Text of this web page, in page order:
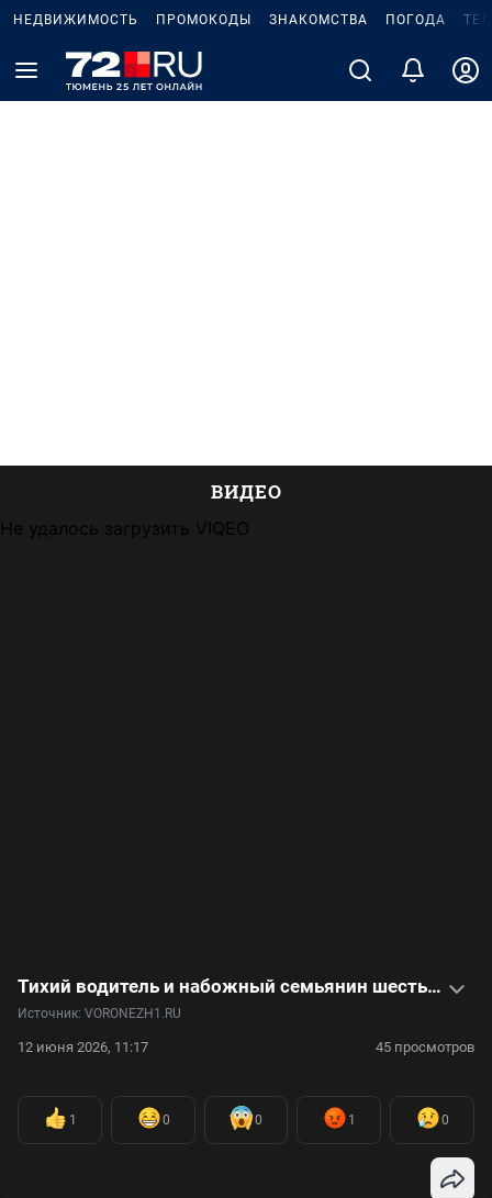
НЕДВИЖИМОСТЬ ПРОМОКОДЫ ЗНАКОМСТВА ПОГОДА
ВИДЕО
Не удалось загрузить VIQEO
Тихий водитель и набожный семьянин шесть лет мучил и убивал молодых девушек: видеоистория Анатолия Седых
Источник: VORONEZH1.RU
12 июня 2026, 11:17 45 просмотров
1 0 0 1 0